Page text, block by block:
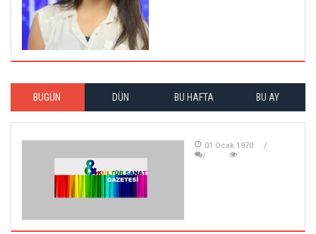
BUGÜN DÜN BU HAFTA BU AY
01 Ocak 1970